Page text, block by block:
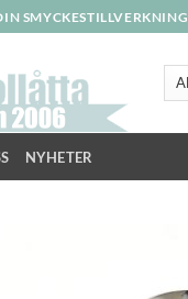
SMYCKESTILLVERKNING
NYHETER